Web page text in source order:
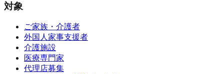
対象
ご家族・介護者
外国人家事支援者
介護施設
医療専門家
代理店募集